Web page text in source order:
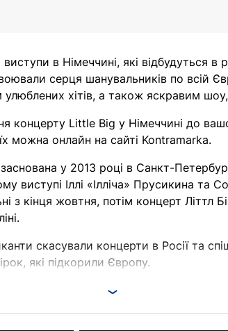
в Німеччині, які відбудуться в
серця шанувальників по всій
улюблених хітів, а також яскравим
концерту Little Big у Німеччині до
можна онлайн на сайті Kontramarka.
заснована у 2013 році в Санкт-
виступі Іллі «Ілліча» Прусикина та
з кінця жовтня, потім концерт Літтл
скасували концерти в Росії та
які підкорили Європу.
триватиме всього тиждень,